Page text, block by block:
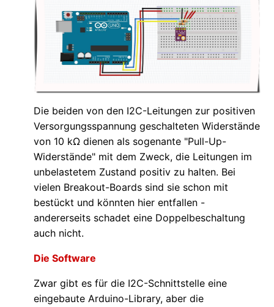
Die beiden von den I2C-Leitungen zur positiven
Versorgungsspannung geschalteten Widerstände
von 10 kΩ dienen als sogenante "Pull-Up-
Widerstände" mit dem Zweck, die Leitungen im
unbelastetem Zustand positiv zu halten. Bei
vielen Breakout-Boards sind sie schon mit
bestückt und könnten hier entfallen -
andererseits schadet eine Doppelbeschaltung
auch nicht.
Die Software
Zwar gibt es für die I2C-Schnittstelle eine
eingebaute Arduino-Library, aber die